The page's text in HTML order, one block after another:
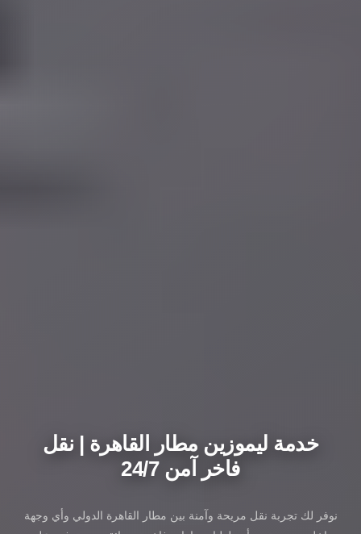
خدمة ليموزين مطار القاهرة | نقل
فاخر آمن 24/7
نوفر لك تجربة نقل مريحة وآمنة بين مطار القاهرة الدولي وأي وجهة